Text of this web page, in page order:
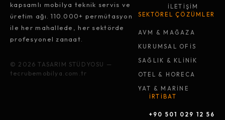
kapsamlı mobilya teknik servis ve
üretim ağı. 110.000+ permütasyon
ile her mahallede, her sektörde
profesyonel zanaat.
© 2026 TASARIM STÜDYOSU —
tecrubemobilya.com.tr
İLETİŞİM
SEKTÖREL ÇÖZÜMLER
AVM & MAĞAZA
KURUMSAL OFİS
SAĞLIK & KLİNİK
OTEL & HORECA
YAT & MARİNE
İRTİBAT
+90 501 029 12 56